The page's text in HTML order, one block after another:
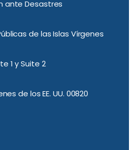
ante Desastres
de las Islas Vírgenes
1 y Suite 2
de los EE. UU. 00820